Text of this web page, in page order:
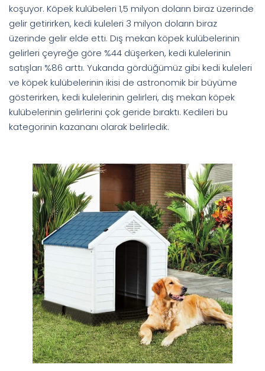
koşuyor. Köpek kulübeleri 1,5 milyon doların biraz üzerinde
gelir getirirken, kedi kuleleri 3 milyon doların biraz
üzerinde gelir elde etti. Dış mekan köpek kulübelerinin
gelirleri çeyreğe göre %44 düşerken, kedi kulelerinin
satışları %86 arttı. Yukarıda gördüğümüz gibi kedi kuleleri
ve köpek kulübelerinin ikisi de astronomik bir büyüme
gösterirken, kedi kulelerinin gelirleri, dış mekan köpek
kulübelerinin gelirlerini çok geride bıraktı. Kedileri bu
kategorinin kazananı olarak belirledik.